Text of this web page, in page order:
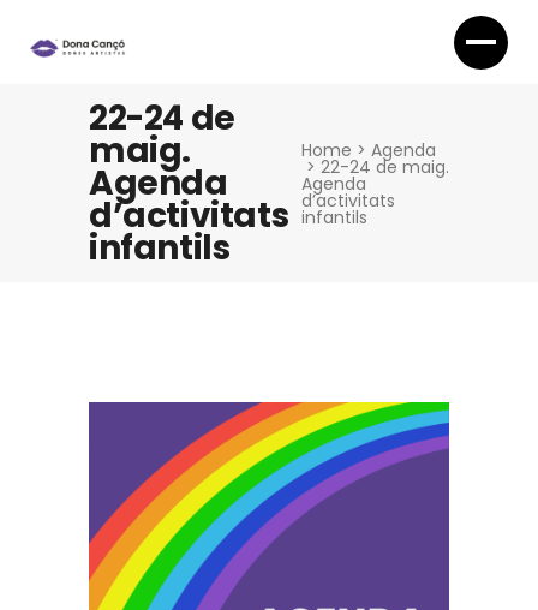
22-24 de
maig.
Agenda
d’activitats
infantils
Home > Agenda
> 22-24 de maig.
Agenda
d’activitats
infantils